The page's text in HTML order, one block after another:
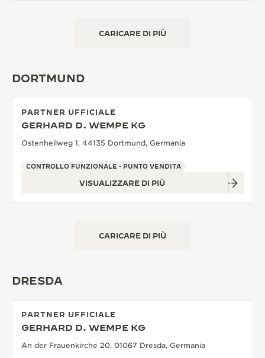
CARICARE DI PIÙ
DORTMUND
PARTNER UFFICIALE
GERHARD D. WEMPE KG
Ostenhellweg 1, 44135 Dortmund, Germania
CONTROLLO FUNZIONALE - PUNTO VENDITA
VISUALIZZARE DI PIÙ
CARICARE DI PIÙ
DRESDA
PARTNER UFFICIALE
GERHARD D. WEMPE KG
An der Frauenkirche 20, 01067 Dresda, Germania